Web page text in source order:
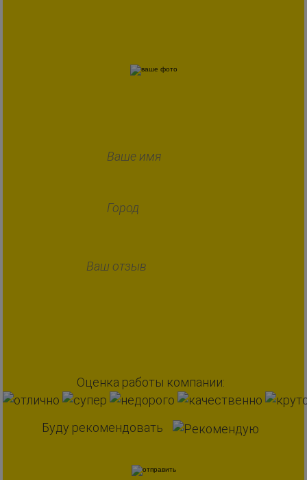
Оценка работы компании:
Буду рекомендовать